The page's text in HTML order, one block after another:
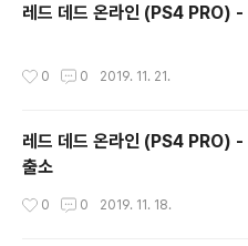
레드 데드 온라인 (PS4 PRO) -
0 0 2019. 11. 21.
레드 데드 온라인 (PS4 PRO) -
출소
0 0 2019. 11. 18.